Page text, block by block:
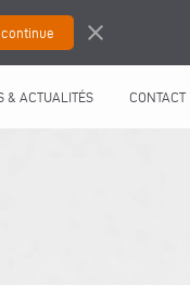
close
& ACTUALITÉS CONTACT